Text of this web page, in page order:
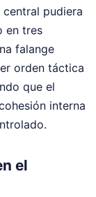
pudiera
en tres
falange
orden táctica
que el
interna
el